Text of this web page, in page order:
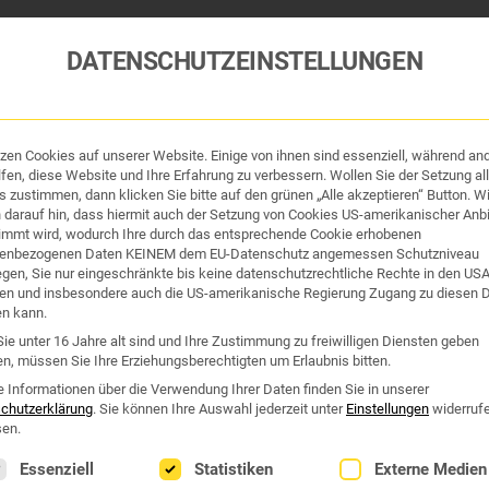
und Hygiene Organe & Organ-Uhr
Westend Online-Shop: Sicher, schnell und 24/7 für Sie da!
Gratisversand ab €50
DATENSCHUTZEINSTELLUNGEN
Cookies auf unserer Website. Einige von ihnen sind essenziell, während
diese Website und Ihre Erfahrung zu verbessern. Wollen Sie der Setzung
zustimmen, dann klicken Sie bitte auf den grünen „Alle akzeptieren“ Button.
hin, dass hiermit auch der Setzung von Cookies US-amerikanischer
wird, wodurch Ihre durch das entsprechende Cookie erhobenen
Daten KEINEM dem EU-Datenschutz angemessen Schutzniveau
Sie nur eingeschränkte bis keine datenschutzrechtliche Rechte in den USA
und insbesondere auch die US-amerikanische Regierung Zugang zu diesen
kann.
unter 16 Jahre alt sind und Ihre Zustimmung zu freiwilligen Diensten geben
müssen Sie Ihre Erziehungsberechtigten um Erlaubnis bitten.
Informationen über die Verwendung Ihrer Daten finden Sie in unserer
. Sie können Ihre Auswahl jederzeit unter Einstellungen
eine Liste der Service-Gruppen, für die eine Einwilligung
Essenziell Statistiken Externe Medien